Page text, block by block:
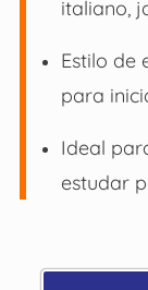
italiano,
Estilo de
para
Ideal
estudar